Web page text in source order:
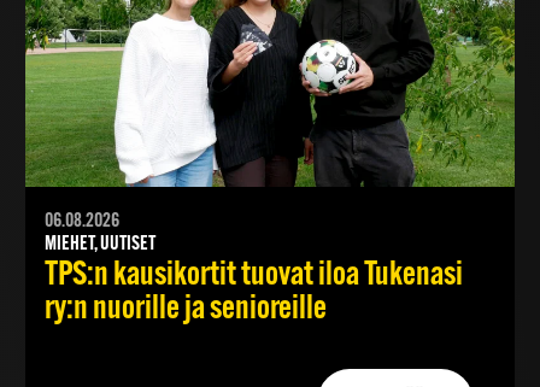
06.08.2026
MIEHET, UUTISET
TPS:n kausikortit tuovat iloa Tukenasi
ry:n nuorille ja senioreille